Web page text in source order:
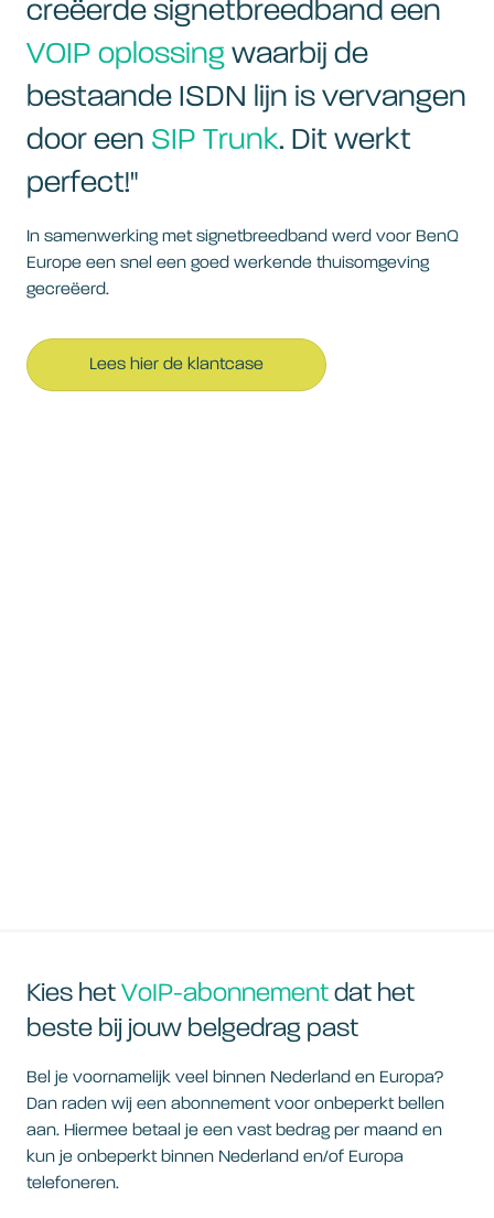
creëerde signetbreedband een
VOIP oplossing waarbij de
bestaande ISDN lijn is vervangen
door een SIP Trunk. Dit werkt
perfect!"
In samenwerking met signetbreedband werd voor BenQ
Europe een snel een goed werkende thuisomgeving
gecreëerd.
Lees hier de klantcase
Kies het VoIP-abonnement dat het
beste bij jouw belgedrag past
Bel je voornamelijk veel binnen Nederland en Europa?
Dan raden wij een abonnement voor onbeperkt bellen
aan. Hiermee betaal je een vast bedrag per maand en
kun je onbeperkt binnen Nederland en/of Europa
telefoneren.